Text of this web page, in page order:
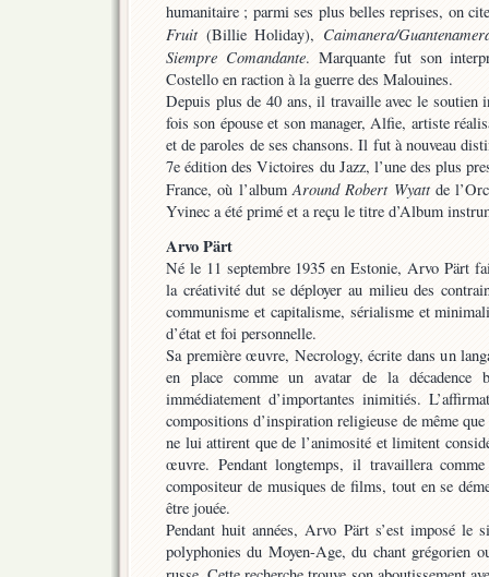
humanitaire ; parmi ses plus belles reprises, on
Fruit(Billie Holiday), Caimanera/
Siempre Comandante. Marquante fut son
Costello en raction à la guerre des Malouines.
Depuis plus de 40 ans, il travaille avec le soutien
fois son épouse et son manager, Alfie, artiste
et de paroles de ses chansons. Il fut à nouveau
7e édition des Victoires du Jazz, l’une des plus
France, où l’albumAround Robert Wyattde
Yvinec a été primé et a reçu le titre d’Album
Arvo Pärt
Né le 11 septembre 1935 en Estonie, Arvo Pärt
la créativité dut se déployer au milieu des
communisme et capitalisme, sérialisme et
d’état et foi personnelle.
Sa première œuvre, Necrology, écrite dans un
en place comme un avatar de la décadence
immédiatement d’importantes inimitiés.
compositions d’inspiration religieuse de même
ne lui attirent que de l’animosité et limitent
œuvre. Pendant longtemps, il travaillera
compositeur de musiques de films, tout en se
être jouée.
Pendant huit années, Arvo Pärt s’est imposé le
polyphonies du Moyen-Age, du chant grégorien